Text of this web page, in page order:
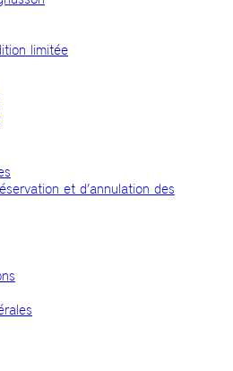
limitée
et d’annulation des